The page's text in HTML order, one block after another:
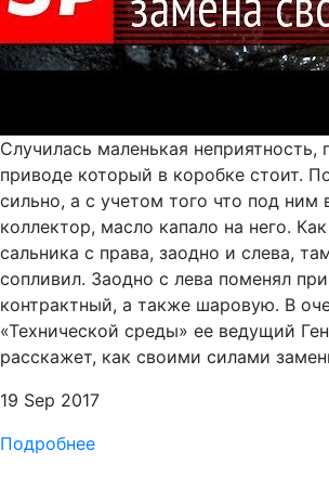
Случилась маленькая неприятность,
приводе который в коробке стоит.
сильно, а с учетом того что под ним
коллектор, масло капало на него.
сальника с права, заодно и слева,
сопливил. Заодно с лева поменял
контрактный, а также шаровую. В
«Технической среды» ее ведущий
расскажет, как своими силами
19 Sep 2017
Подробнее